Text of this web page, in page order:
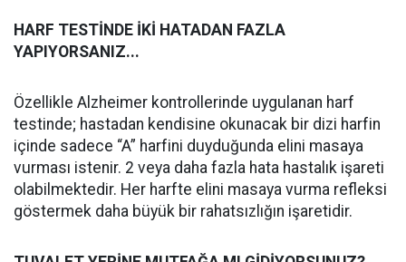
HARF TESTİNDE İKİ HATADAN FAZLA
YAPIYORSANIZ...
Özellikle Alzheimer kontrollerinde uygulanan harf
testinde; hastadan kendisine okunacak bir dizi harfin
içinde sadece “A” harfini duyduğunda elini masaya
vurması istenir. 2 veya daha fazla hata hastalık işareti
olabilmektedir. Her harfte elini masaya vurma refleksi
göstermek daha büyük bir rahatsızlığın işaretidir.